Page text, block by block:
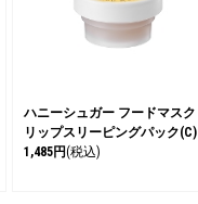
ハニーシュガー フードマスク
リップスリーピングパック(C)
1,485円(税込)